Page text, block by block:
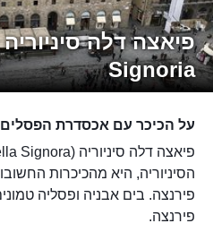
Signoria
על הכיכר עם אכסדרת
הסיניוריה, היא מהכיכרות
פירנצה. בים אבניה ופסליה
פירנצה.